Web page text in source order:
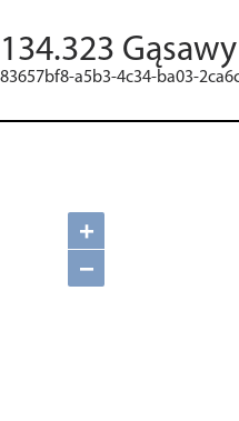
134.323
83657bf8-a5b3-4c34-ba03-
+
−